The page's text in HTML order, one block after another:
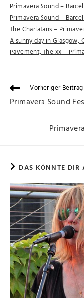
Primavera Sound –
Primavera Sound –
The Charlatans –
A sunny day in Glasgow,
Pavement, The xx –
Vorheriger Beitrag
Primavera Sound
DAS KÖNNTE DIR